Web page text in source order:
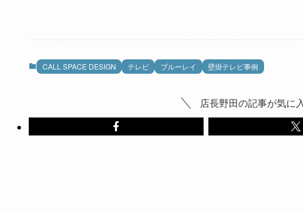
CALL SPACE DESIGN テレビ ブルーレイ 壁掛テレビ事例
店長野田の記事が気に